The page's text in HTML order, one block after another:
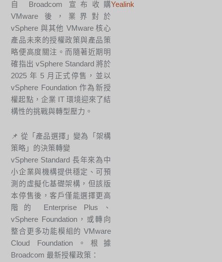
自 Broadcom 宣布收購
VMware 後，業界對於
vSphere 與其他 VMware 核心
產品未來的授權政策與產品策
略便高度關注。而隨著近期明
確指出 vSphere Standard 將於
2025 年 5 月正式停售，並以
vSphere Foundation 作為新授
權起點，企業 IT 環境迎來了結
構性的挑戰與轉型壓力。
📌 從「產品選擇」變為「架構
策略」的決策轉變
vSphere Standard 長年來為中
小企業與機構提供穩定、可預
測的虛擬化基礎架構，但該版
本停售後，客戶僅能選擇更高
階的 Enterprise Plus、
vSphere Foundation，或轉向
整合更多功能模組的 VMware
Cloud Foundation。根據
Broadcom 最新授權政策：
Yealink